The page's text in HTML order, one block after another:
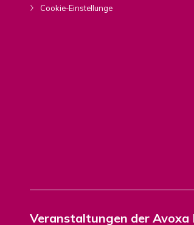
Cookie-Einstellunge
Veranstaltungen der Avoxa